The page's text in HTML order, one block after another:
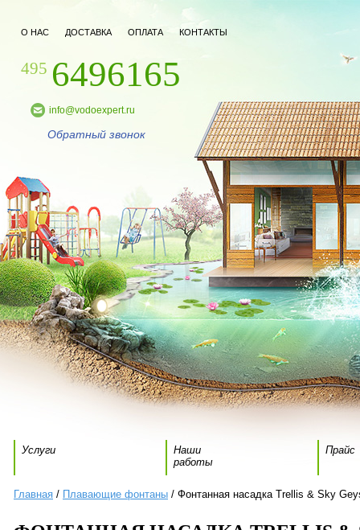
О НАС ДОСТАВКА ОПЛАТА КОНТАКТЫ
495 6496165
info@vodoexpert.ru
Обратный звонок
Услуги
Наши
работы
Прайс
Главная / Плавающие фонтаны / Фонтанная насадка Trellis & Sky